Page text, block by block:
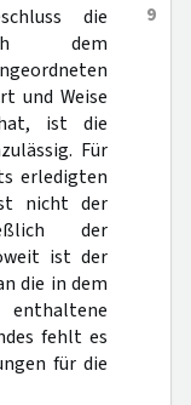
9
die
dem
und Weise
ist die
Für
erledigten
nicht der
der
ist der
die in dem
fehlt es
für die